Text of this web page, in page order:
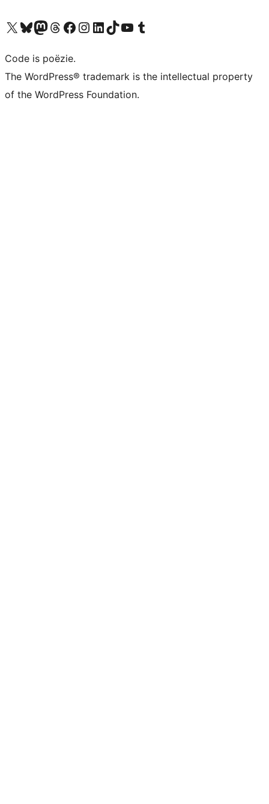
Bezoek ons X (voorheen Twitter) account
Bezoek ons Bluesky account
Bezoek ons Mastodon account
Bezoek ons Threads account
Onze Facebook pagina bezoeken
Bezoek ons Instagram account
Bezoek ons LinkedIn account
Bezoek ons TikTok account
Bezoek ons YouTube kanaalBezoek ons Tumblr account
Code is poëzie.
The WordPress® trademark is the intellectual property
of the WordPress Foundation.